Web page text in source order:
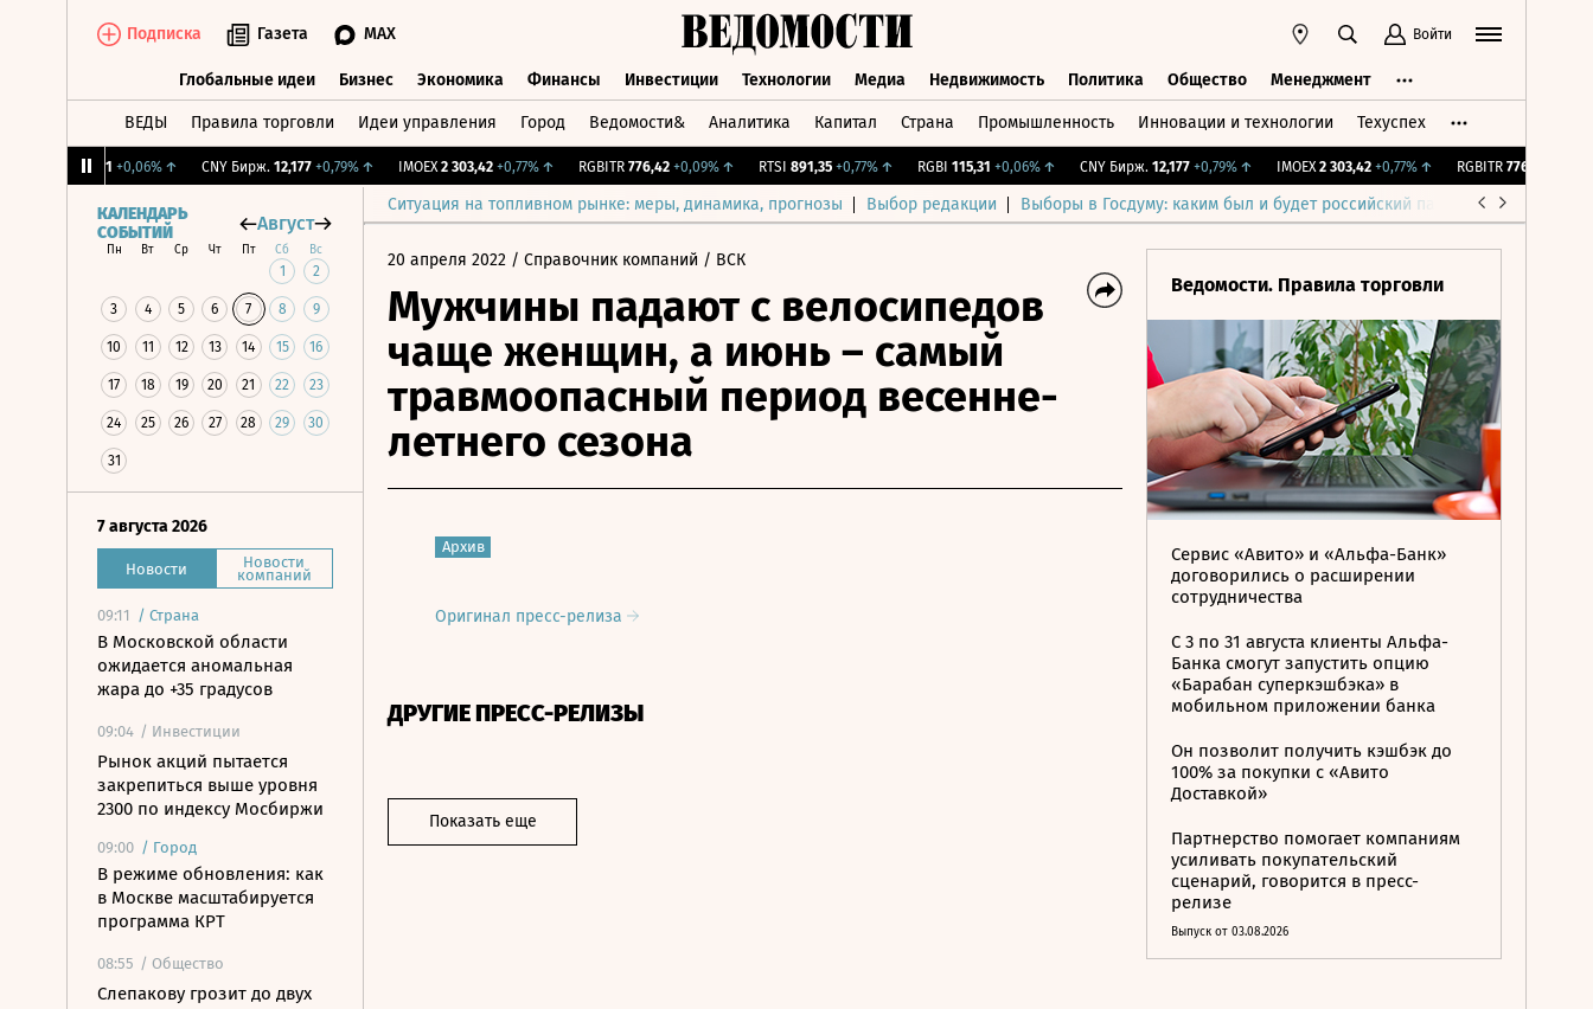
Подписка Газета MAX Войти
Глобальные идеи Бизнес Экономика Финансы Инвестиции Технологии Медиа Недвижимость Политика Общество Менеджмент
ВЕДЫ Правила торговли Идеи управления Город Ведомости& Аналитика Капитал Страна Промышленность Инновации и технологии Техуспех
+0,06%↑ CNY Бирж. 12,177 +0,79%↑ IMOEX 2 303,42 +0,77%↑ RGBITR 776,42 +0,09%↑ RTSI 891,35 +0,77%↑ RGBI 115,31 +0,06%↑ CNY Бирж. 12,177 +0,79%↑ IMOEX 2 303,42 +0,77%↑ RGBITR 776,42
Ситуация на топливном рынке: меры, динамика, прогнозы Выбор редакции Выборы в Госдуму: каким был и будет российский парламент
КАЛЕНДАРЬ
СОБЫТИЙ
Август
Пн Вт Ср Чт Пт Сб Вс
1 2
3 4 5 6 7 8 9
10 11 12 13 14 15 16
17 18 19 20 21 22 23
24 25 26 27 28 29 30
31
7 августа 2026
Новости Новости
компаний
09:11 / Страна
В Московской области
ожидается аномальная
жара до +35 градусов
09:04 / Инвестиции
Рынок акций пытается
закрепиться выше уровня
2300 по индексу Мосбиржи
09:00 / Город
В режиме обновления: как
в Москве масштабируется
программа КРТ
08:55 / Общество
Слепакову грозит до двух
20 апреля 2022 / Справочник компаний / ВСК
Мужчины падают с велосипедов
чаще женщин, а июнь – самый
травмоопасный период весенне-
летнего сезона
Архив
Оригинал пресс-релиза
ДРУГИЕ ПРЕСС-РЕЛИЗЫ
Показать еще
Ведомости. Правила торговли
Сервис «Авито» и «Альфа-Банк»
договорились о расширении
сотрудничества
С 3 по 31 августа клиенты Альфа-
Банка смогут запустить опцию
«Барабан суперкэшбэка» в
мобильном приложении банка
Он позволит получить кэшбэк до
100% за покупки с «Авито
Доставкой»
Партнерство помогает компаниям
усиливать покупательский
сценарий, говорится в пресс-
релизе
Выпуск от 03.08.2026